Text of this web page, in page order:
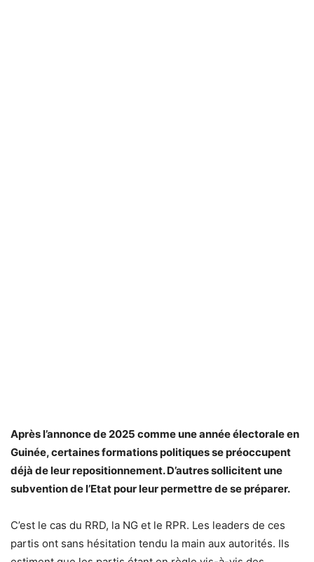
Après l’annonce de 2025 comme une année électorale en
Guinée, certaines formations politiques se préoccupent
déjà de leur repositionnement. D’autres sollicitent une
subvention de l’Etat pour leur permettre de se préparer.
C’est le cas du RRD, la NG et le RPR. Les leaders de ces
partis ont sans hésitation tendu la main aux autorités. Ils